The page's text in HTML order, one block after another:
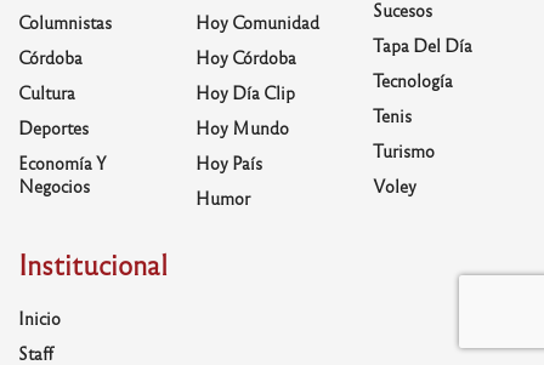
Columnistas
Córdoba
Cultura
Deportes
Economía Y
Negocios
Hoy Comunidad
Hoy Córdoba
Hoy Día Clip
Hoy Mundo
Hoy País
Humor
Sucesos
Tapa Del Día
Tecnología
Tenis
Turismo
Voley
Institucional
Inicio
Staff